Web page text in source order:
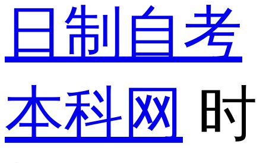
日制自考
本科网 时